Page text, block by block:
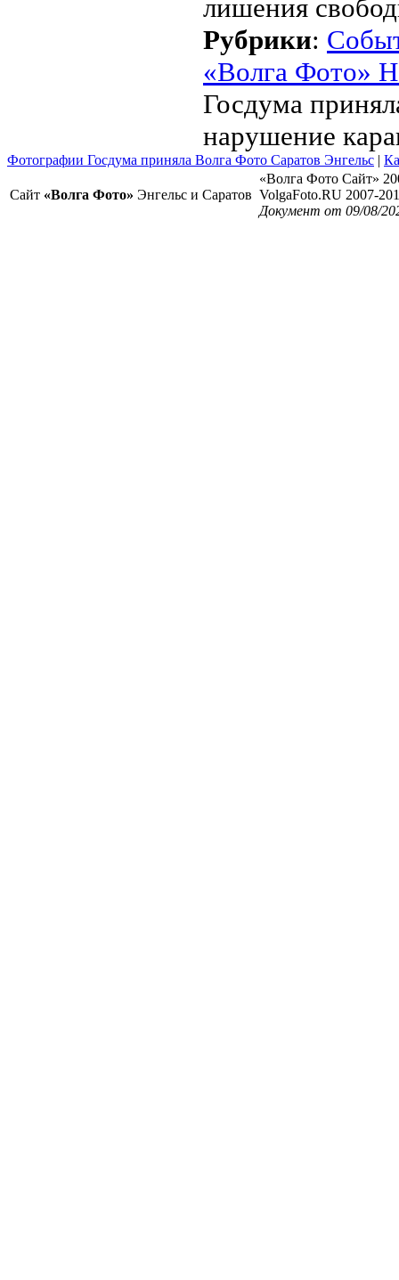
лишения
Рубрики:
«Волга Фото»
Госдума
нарушение
Фотографии Госдума приняла Волга Фото Саратов Энгельс |
Сайт «Волга Фото» Энгельс и Саратов
«Волга Фото Сайт»
VolgaFoto.RU 2007-
Документ от 09/08/